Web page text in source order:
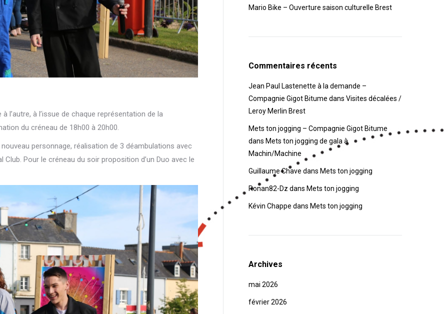
l’autre, à l’issue de chaque représentation de la
du créneau de 18h00 à 20h00.
personnage, réalisation de 3 déambulations avec
Pour le créneau du soir proposition d’un Duo avec le
Mario Bike – Ouverture saison culturelle Brest
Commentaires récents
Jean Paul Lastenette à la demande –
Compagnie Gigot Bitume dansVisites décalées /
Leroy Merlin Brest
Mets ton jogging – Compagnie Gigot Bitume
dans Mets ton jogging de gala à
Machin/Machine
Guillaume Chave dans Mets ton jogging
Ronan82-Dz dans Mets ton jogging
Kévin Chappe dans Mets ton jogging
Archives
mai 2026
février 2026